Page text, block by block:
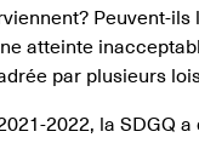
Peuvent-ils
atteinte
par plusieurs
2022, la SDGQ